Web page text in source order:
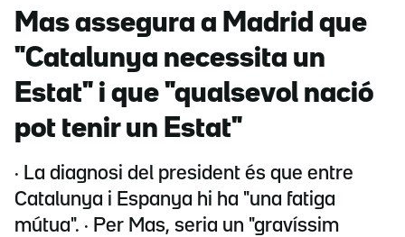
Mas assegura a Madrid que
"Catalunya necessita un
Estat" i que "qualsevol nació
pot tenir un Estat"
· La diagnosi del president és que entre
Catalunya i Espanya hi ha "una fatiga
mútua". · Per Mas, seria un "gravíssim